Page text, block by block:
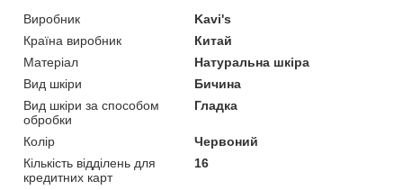
Виробник
Kavi's
Країна виробник
Китай
Матеріал
Натуральна шкіра
Вид шкіри
Бичина
Вид шкіри за способом
обробки
Гладка
Колір
Червоний
Кількість відділень для
кредитних карт
16